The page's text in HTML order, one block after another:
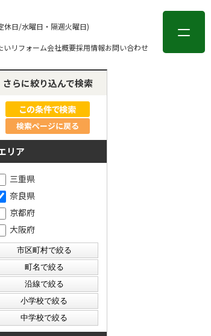
休日/水曜日・隔週火曜日)
いリフォーム会社概要採用情報お問い合わせ
会員登録 ログイン
さらに絞り込んで検索
検索ページに戻る
リア
三重県
奈良県
京都府
大阪府